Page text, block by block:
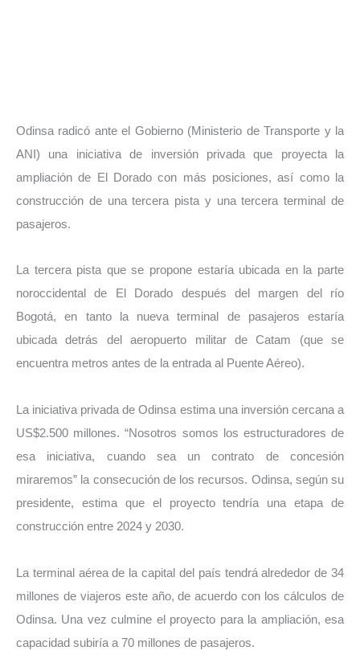
Odinsa radicó ante el Gobierno (Ministerio de Transporte y la
ANI) una iniciativa de inversión privada que proyecta la
ampliación de El Dorado con más posiciones, así como la
construcción de una tercera pista y una tercera terminal de
pasajeros.
La tercera pista que se propone estaría ubicada en la parte
noroccidental de El Dorado después del margen del río
Bogotá, en tanto la nueva terminal de pasajeros estaría
ubicada detrás del aeropuerto militar de Catam (que se
encuentra metros antes de la entrada al Puente Aéreo).
La iniciativa privada de Odinsa estima una inversión cercana a
US$2.500 millones. “Nosotros somos los estructuradores de
esa iniciativa, cuando sea un contrato de concesión
miraremos” la consecución de los recursos. Odinsa, según su
presidente, estima que el proyecto tendría una etapa de
construcción entre 2024 y 2030.
La terminal aérea de la capital del país tendrá alrededor de 34
millones de viajeros este año, de acuerdo con los cálculos de
Odinsa. Una vez culmine el proyecto para la ampliación, esa
capacidad subiría a 70 millones de pasajeros.